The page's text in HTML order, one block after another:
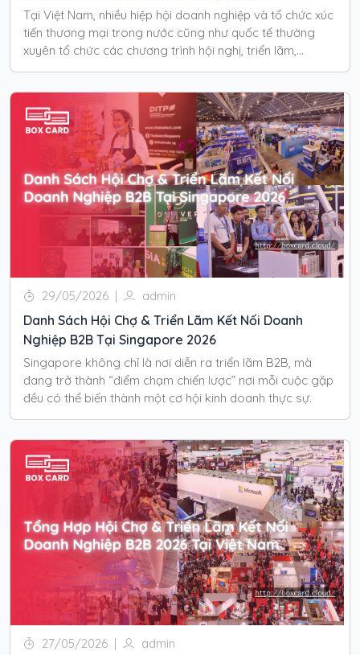
Tại Việt Nam, nhiều hiệp hội doanh nghiệp và tổ chức xúc
tiến thương mại trong nước cũng như quốc tế thường
xuyên tổ chức các chương trình hội nghị, triển lãm,
Business Matching (B2B Matching), hội thảo và
29/05/2026 admin
Danh Sách Hội Chợ & Triển Lãm Kết Nối Doanh
Nghiệp B2B Tại Singapore 2026
Singapore không chỉ là nơi diễn ra triển lãm B2B, mà
đang trở thành “điểm chạm chiến lược” nơi mỗi cuộc gặp
đều có thể biến thành một cơ hội kinh doanh thực sự.
27/05/2026 admin